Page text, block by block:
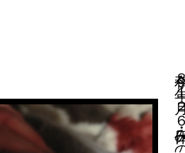
令和８年１